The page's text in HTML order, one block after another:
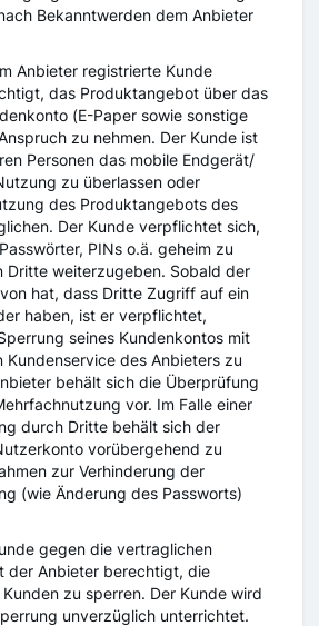
Bekanntwerden dem Anbieter
Anbieter registrierte Kunde
das Produktangebot über das
(E-Paper sowie sonstige
zu nehmen. Der Kunde ist
Personen das mobile Endgerät/
zu überlassen oder
des Produktangebots des
Der Kunde verpflichtet sich,
PINs o.ä. geheim zu
Dritte weiterzugeben. Sobald der
hat, dass Dritte Zugriff auf ein
haben, ist er verpflichtet,
seines Kundenkontos mit
Kundenservice des Anbieters zu
behält sich die Überprüfung
vor. Im Falle einer
durch Dritte behält sich der
vorübergehend zu
zur Verhinderung der
(wie Änderung des Passworts)
gegen die vertraglichen
der Anbieter berechtigt, die
zu sperren. Der Kunde wird
unverzüglich unterrichtet.